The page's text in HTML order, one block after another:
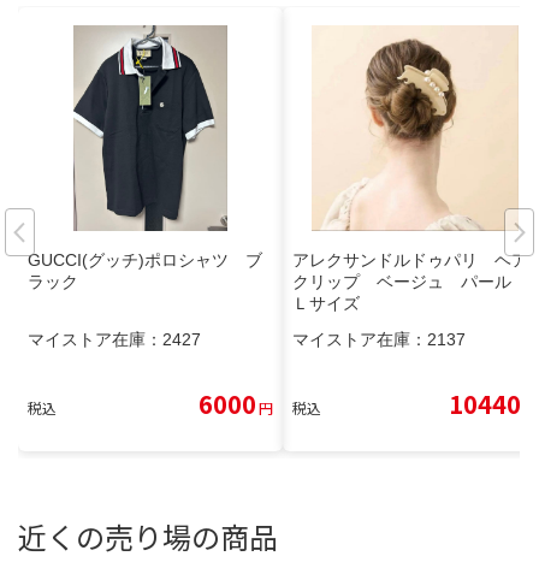
GUCCI(グッチ)ポロシャツ ブ
ラック
マイストア在庫： 2427
税込 6000円
アレクサンドルドゥパリ ヘア
クリップ ベージュ パール
Ｌサイズ
マイストア在庫： 2137
税込 10440
近くの売り場の商品